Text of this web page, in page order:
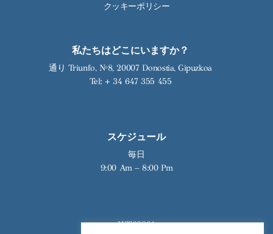
クッキーポリシー
私たちはどこにいますか？
通り Triunfo, Nº8, 20007 Donostia, Gipuzkoa
Tel:+ 34 647 355 455
スケジュール
毎日
9:00 Am – 8:00 Pm
HSS00904